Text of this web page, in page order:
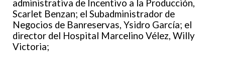
administrativa de Incentivo a la Producción,
Scarlet Benzan; el Subadministrador de
Negocios de Banreservas, Ysidro García; el
director del Hospital Marcelino Vélez, Willy
Victoria;